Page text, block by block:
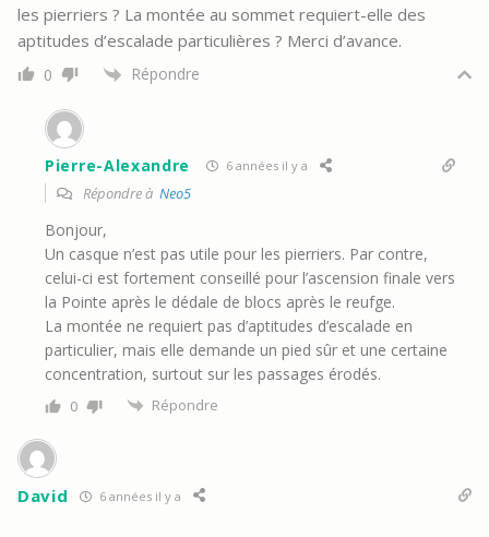
les pierriers ? La montée au sommet requiert-elle des
aptitudes d’escalade particulières ? Merci d’avance.
0 Répondre
Pierre-Alexandre 6 années il y a
Répondre à Neo5
Bonjour,
Un casque n’est pas utile pour les pierriers. Par contre,
celui-ci est fortement conseillé pour l’ascension finale vers
la Pointe après le dédale de blocs après le reufge.
La montée ne requiert pas d’aptitudes d’escalade en
particulier, mais elle demande un pied sûr et une certaine
concentration, surtout sur les passages érodés.
0 Répondre
David 6 années il y a